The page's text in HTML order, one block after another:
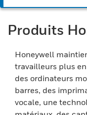
Produits
Honeywell
travailleurs plus
des ordinateurs
barres, des
vocale, une